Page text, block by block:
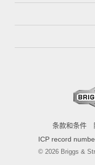
条款和条件
ICP record
© 2026 Briggs &